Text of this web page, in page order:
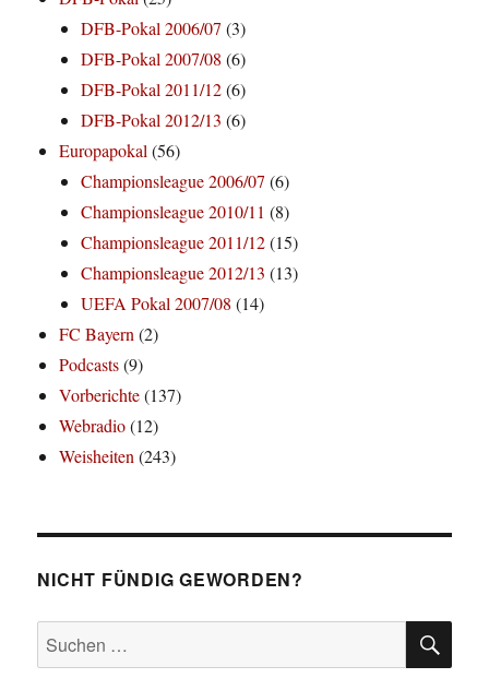
DFB-Pokal 2006/07 (3)
DFB-Pokal 2007/08 (6)
DFB-Pokal 2011/12(6)
DFB-Pokal 2012/13 (6)
Europapokal(56)
Championsleague 2006/07 (6)
Championsleague 2010/11 (8)
Championsleague 2011/12(15)
Championsleague 2012/13 (13)
UEFA Pokal 2007/08 (14)
FC Bayern(2)
Podcasts(9)
Vorberichte(137)
Webradio(12)
Weisheiten(243)
NICHT FÜNDIG GEWORDEN?
Suchen
nach: